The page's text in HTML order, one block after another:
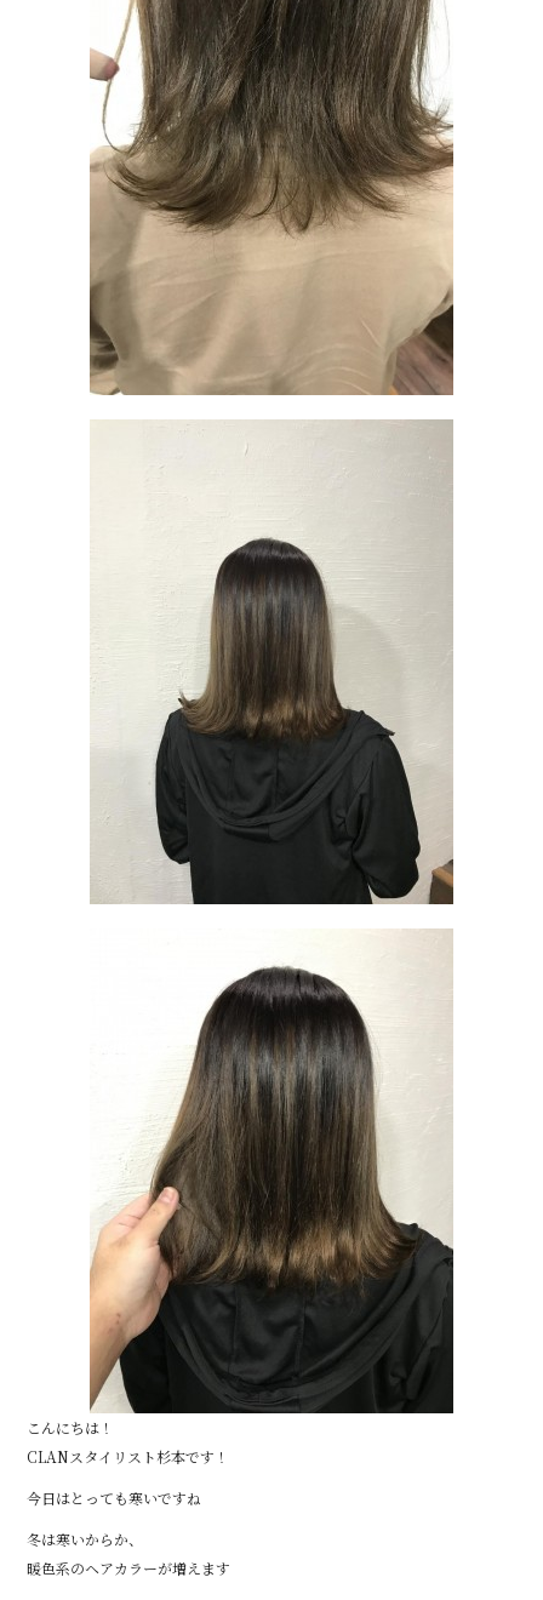
こんにちは！
CLANスタイリスト杉本です！
今日はとっても寒いですね
冬は寒いからか、
暖色系のヘアカラーが増えます